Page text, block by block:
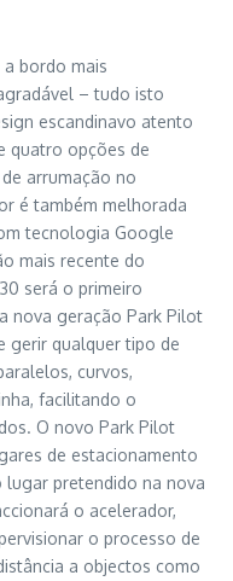
a bordo mais
– tudo isto
escandinavo atento
quatro opções de
arrumação no
é também melhorada
tecnologia Google
mais recente do
será o primeiro
nova geração Park Pilot
gerir qualquer tipo de
curvos,
facilitando o
O novo Park Pilot
de estacionamento
lugar pretendido na nova
o acelerador,
o processo de
a objectos como